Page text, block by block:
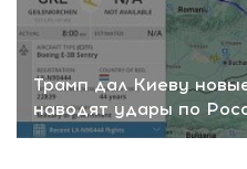
Трамп дал Киеву
наводят удары по